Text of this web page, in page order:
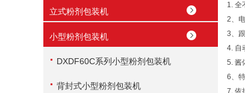
立式粉剂包装机
小型粉剂包装机
DXDF60C系列小型粉剂包装机
背封式小型粉剂包装机
1. 全
2、
3、
4. 自
5. 酱
6、
7. 依